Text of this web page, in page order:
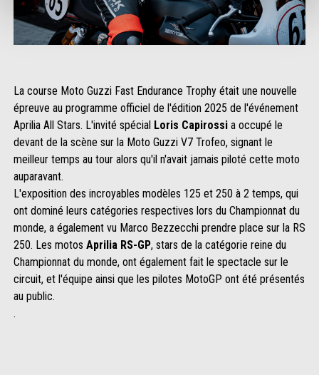
La course Moto Guzzi Fast Endurance Trophy était une nouvelle
épreuve au programme officiel de l'édition 2025 de l'événement
Aprilia All Stars. L'invité spécial Loris Capirossia occupé le
devant de la scène sur la Moto Guzzi V7 Trofeo, signant le
meilleur temps au tour alors qu'il n'avait jamais piloté cette moto
auparavant.
L'exposition des incroyables modèles 125 et 250 à 2 temps, qui
ont dominé leurs catégories respectives lors du Championnat du
monde, a également vu Marco Bezzecchi prendre place sur la RS
250. Les motos Aprilia RS-GP, stars de la catégorie reine du
Championnat du monde, ont également fait le spectacle sur le
circuit, et l'équipe ainsi que les pilotes MotoGP ont été présentés
au public.
.